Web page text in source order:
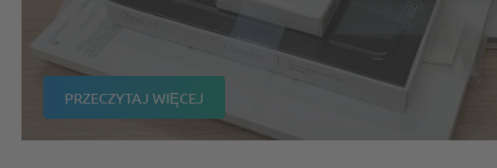
PRZECZYTAJ WIĘCEJ